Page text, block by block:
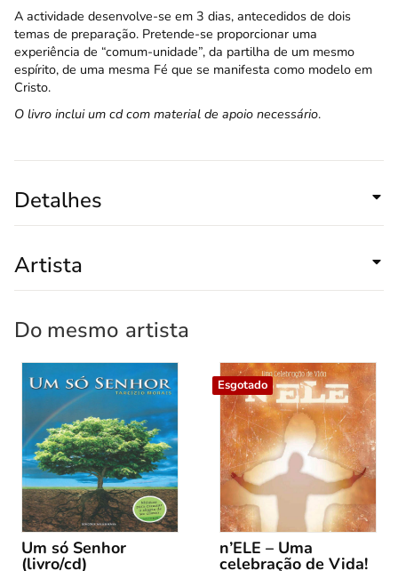
A actividade desenvolve-se em 3 dias, antecedidos de dois
temas de preparação. Pretende-se proporcionar uma
experiência de “comum-unidade”, da partilha de um mesmo
espírito, de uma mesma Fé que se manifesta como modelo em
Cristo.
O livro inclui um cd com material de apoio necessário.
Detalhes
Artista
Do mesmo artista
Um só Senhor
(livro/cd)
Esgotado
n’ELE – Uma
celebração de Vida!